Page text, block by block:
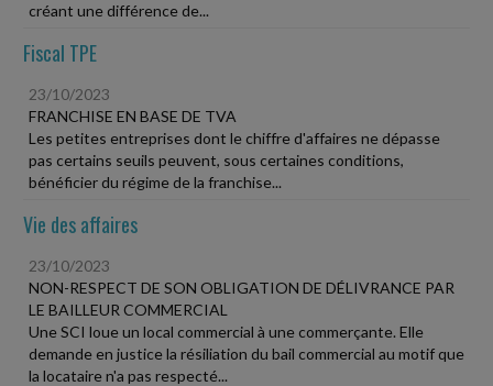
créant une différence de...
Fiscal TPE
23/10/2023
FRANCHISE EN BASE DE TVA
Les petites entreprises dont le chiffre d'affaires ne dépasse
pas certains seuils peuvent, sous certaines conditions,
bénéficier du régime de la franchise...
Vie des affaires
23/10/2023
NON-RESPECT DE SON OBLIGATION DE DÉLIVRANCE PAR
LE BAILLEUR COMMERCIAL
Une SCI loue un local commercial à une commerçante. Elle
demande en justice la résiliation du bail commercial au motif que
la locataire n'a pas respecté...